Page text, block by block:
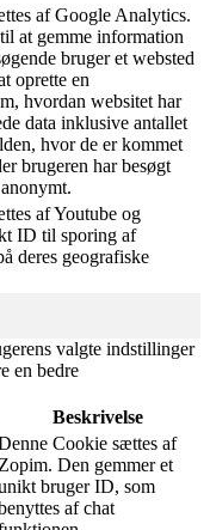
af Google Analytics.
at gemme information
bruger et websted
oprette en
hvordan websitet har
data inklusive antallet
hvor de er kommet
brugeren har besøgt
af Youtube og
ID til sporing af
deres geografiske
valgte indstillinger
en bedre
Beskrivelse
Cookie sættes af
Zopim. Den gemmer et
bruger ID, som
af chat